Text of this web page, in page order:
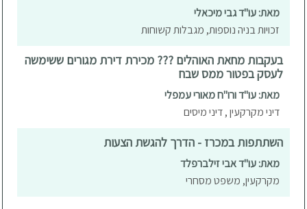
מאת: עו"ד גבי מיכאלי
זכויות בניה נוספות, מגבלות קשוחות
בעקבות מחאת האוהלים ??? מכירת דירת מגורים ששימשה
לעסק בפטור ממס שבח
מאת: עו"ד ורו"ח מאורי עמפלי
דיני מקרקעין , דיני מיסים
השתתפות במכרז - הדרך להגשת הצעות
מאת: עו"ד אבי זילברפלד
מקרקעין, משפט מסחרי